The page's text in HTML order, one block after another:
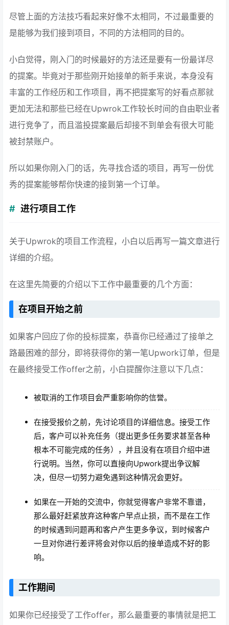
尽管上面的方法技巧看起来好像不太相同，不过最重要的
是能够为我们接到项目，不同的方法相同的目的。
小白觉得，刚入门的时候最好的方法还是要有一份最详尽
的提案。毕竟对于那些刚开始接单的新手来说，本身没有
丰富的工作经历和工作项目，再不把提案写的好看点那就
更加无法和那些已经在Upwrok工作较长时间的自由职业者
进行竞争了，而且滥投提案最后却接不到单会有很大可能
被封禁账户。
所以如果你刚入门的话，先寻找合适的项目，再写一份优
秀的提案能够帮你快速的接到第一个订单。
进行项目工作
关于Upwrok的项目工作流程，小白以后再写一篇文章进行
详细的介绍。
在这里先简要的介绍以下工作中最重要的几个方面：
在项目开始之前
如果客户回应了你的投标提案，恭喜你已经通过了接单之
路最困难的部分，即将获得你的第一笔Upwork订单，但是
在最终接受工作offer之前，小白提醒你注意以下几点：
被取消的工作项目会严重影响你的信誉。
在接受报价之前，先讨论项目的详细信息。接受工作
后，客户可以补充任务（提出更多任务要求甚至各种
根本不可能完成的任务），并且没有在项目介绍中进
行说明。当然，你可以直接向Upwork提出争议解
决，但尽一切努力避免遇到这种情况会更好。
如果在一开始的交流中，你就觉得客户非常不靠谱，
那么最好赶紧放弃这种客户早点止损，而不是在工作
的时候遇到问题再和客户产生更多争议，到时候客户
一旦对你进行差评将会对你以后的接单造成不好的影
响。
工作期间
如果你已经接受了工作offer，那么最重要的事情就是把工